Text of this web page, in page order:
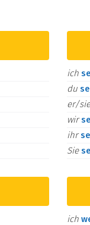
ich
du
er/
wir
ihr
Sie
ich